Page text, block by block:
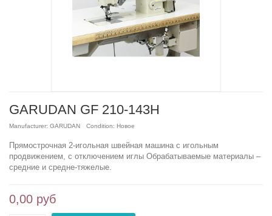
GARUDAN GF 210-143H
Manufacturer: GARUDAN Condition: Новое
Прямострочная 2-игольная швейная машина с игольным
продвижением, с отключением иглы Обрабатываемые материалы –
средние и средне-тяжелые.
0,00 руб